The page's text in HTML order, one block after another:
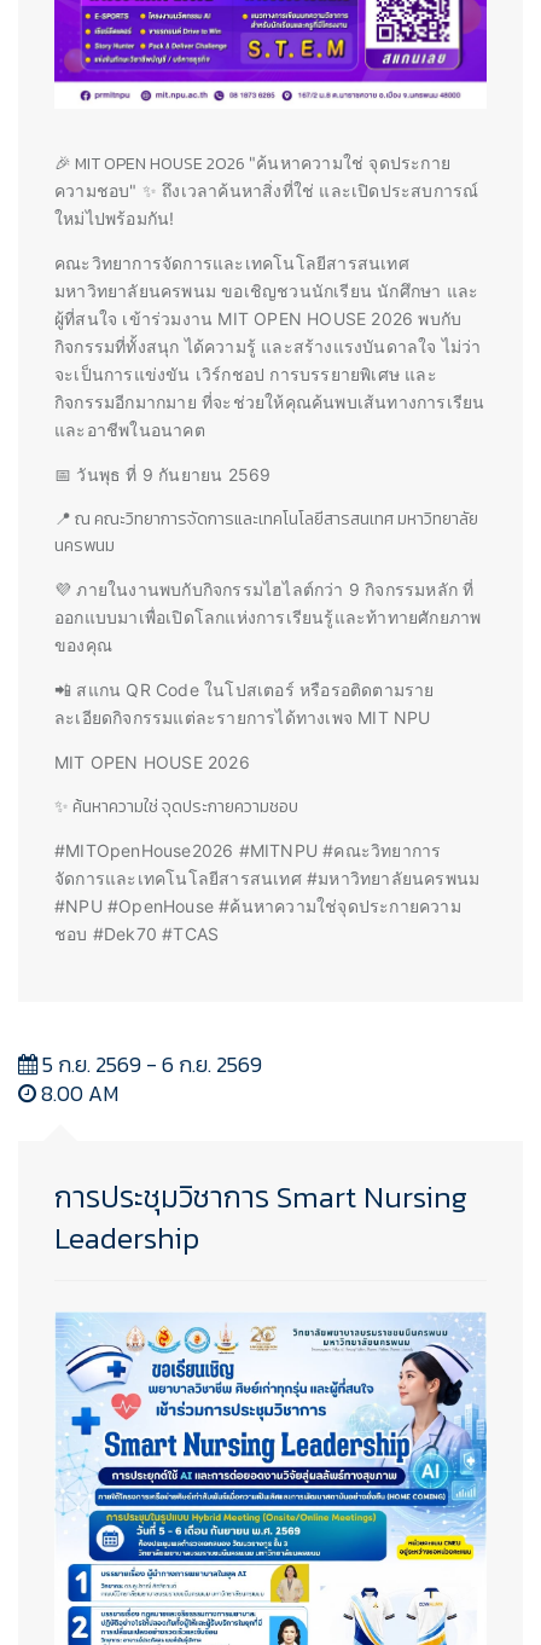
🎉 MIT OPEN HOUSE 2026 "ค้นหาความใช่ จุดประกาย
ความชอบ" ✨ถึงเวลาค้นหาสิ่งที่ใช่ และเปิดประสบการณ์
ใหม่ไปพร้อมกัน!
คณะวิทยาการจัดการและเทคโนโลยีสารสนเทศ
มหาวิทยาลัยนครพนม ขอเชิญชวนนักเรียน นักศึกษา และ
ผู้ที่สนใจ เข้าร่วมงาน MIT OPEN HOUSE 2026 พบกับ
กิจกรรมที่ทั้งสนุก ได้ความรู้ และสร้างแรงบันดาลใจ ไม่ว่า
จะเป็นการแข่งขัน เวิร์กชอป การบรรยายพิเศษ และ
กิจกรรมอีกมากมาย ที่จะช่วยให้คุณค้นพบเส้นทางการเรียน
และอาชีพในอนาคต
📅 วันพุธ ที่ 9 กันยายน 2569
📍 ณ คณะวิทยาการจัดการและเทคโนโลยีสารสนเทศ มหาวิทยาลัย
นครพนม
💜 ภายในงานพบกับกิจกรรมไฮไลต์กว่า 9 กิจกรรมหลัก ที่
ออกแบบมาเพื่อเปิดโลกแห่งการเรียนรู้และท้าทายศักยภาพ
ของคุณ
📲 สแกน QR Code ในโปสเตอร์ หรือรอติดตามราย
ละเอียดกิจกรรมแต่ละรายการได้ทางเพจ MIT NPU
MIT OPEN HOUSE 2026
✨ ค้นหาความใช่ จุดประกายความชอบ
#MITOpenHouse2026 #MITNPU #คณะวิทยาการ
จัดการและเทคโนโลยีสารสนเทศ #มหาวิทยาลัยนครพนม
#NPU #OpenHouse #ค้นหาความใช่จุดประกายความ
ชอบ #Dek70 #TCAS
5 ก.ย. 2569 - 6 ก.ย. 2569
8.00 AM
การประชุมวิชาการ Smart Nursing
Leadership